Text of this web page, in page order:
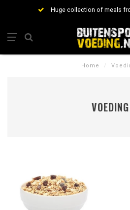
Huge collection of meals
Home /
VOEDING